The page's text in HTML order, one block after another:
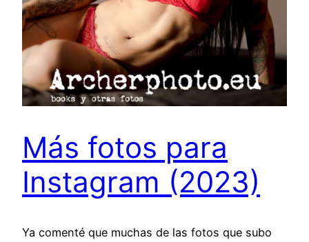
Más fotos para
Instagram (2023)
Ya comenté que muchas de las fotos que subo